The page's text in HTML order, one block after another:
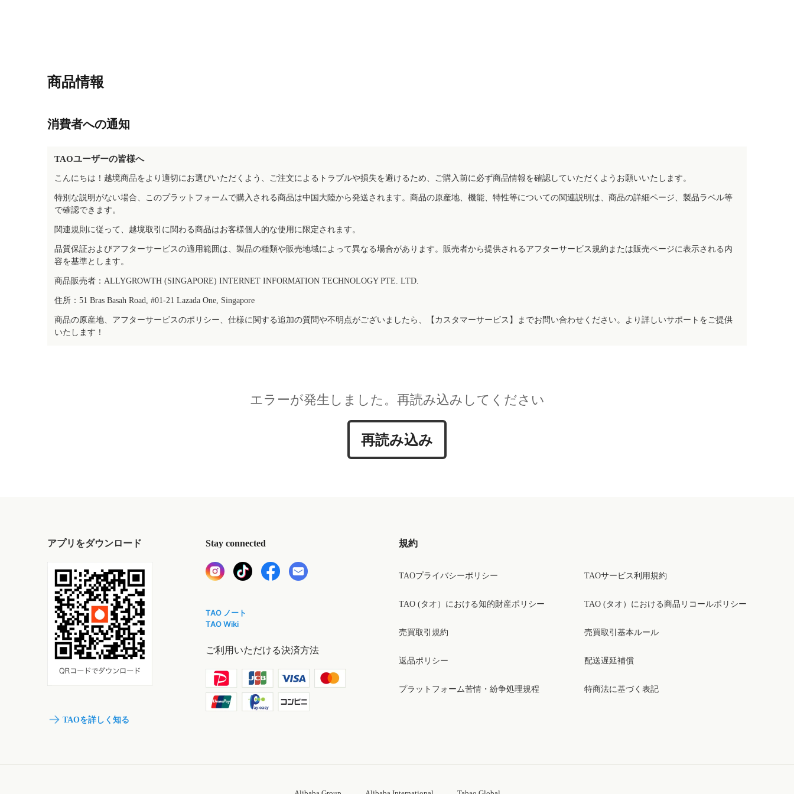
商品情報
消費者への通知
TAOユーザーの皆様へ
こんにちは！越境商品をより適切にお選びいただくよう、ご注文によるトラブルや損失を避けるため、ご購入前に必ず商品情報を確認していただくようお願いいたします。
特別な説明がない場合、このプラットフォームで購入される商品は中国大陸から発送されます。商品の原産地、機能、特性等についての関連説明は、商品の詳細ページ、製品ラベル等
で確認できます。
関連規則に従って、越境取引に関わる商品はお客様個人的な使用に限定されます。
品質保証およびアフターサービスの適用範囲は、製品の種類や販売地域によって異なる場合があります。販売者から提供されるアフターサービス規約または販売ページに表示される内
容を基準とします。
商品販売者：ALLYGROWTH (SINGAPORE) INTERNET INFORMATION TECHNOLOGY PTE. LTD.
住所：51 Bras Basah Road, #01-21 Lazada One, Singapore
商品の原産地、アフターサービスのポリシー、仕様に関する追加の質問や不明点がございましたら、【カスタマーサービス】までお問い合わせください。より詳しいサポートをご提供
いたします！
エラーが発生しました。再読み込みしてください
再読み込み
アプリをダウンロード
TAOを詳しく知る
Stay connected
TAO ノート
TAO Wiki
ご利用いただける決済方法
規約
TAOプライバシーポリシー
TAO (タオ）における知的財産ポリシー
売買取引規約
返品ポリシー
プラットフォーム苦情・紛争処理規程
TAOサービス利用規約
TAO (タオ）における商品リコールポリシー
売買取引基本ルール
配送遅延補償
特商法に基づく表記